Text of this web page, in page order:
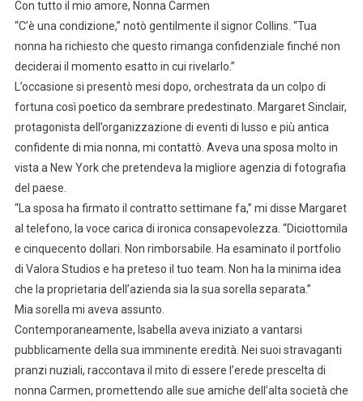
Con tutto il mio amore, Nonna Carmen
“C’è una condizione,” notò gentilmente il signor Collins. “Tua
nonna ha richiesto che questo rimanga confidenziale finché non
deciderai il momento esatto in cui rivelarlo.”
L’occasione si presentò mesi dopo, orchestrata da un colpo di
fortuna così poetico da sembrare predestinato. Margaret Sinclair,
protagonista dell’organizzazione di eventi di lusso e più antica
confidente di mia nonna, mi contattò. Aveva una sposa molto in
vista a New York che pretendeva la migliore agenzia di fotografia
del paese.
“La sposa ha firmato il contratto settimane fa,” mi disse Margaret
al telefono, la voce carica di ironica consapevolezza. “Diciottomila
e cinquecento dollari. Non rimborsabile. Ha esaminato il portfolio
di Valora Studios e ha preteso il tuo team. Non ha la minima idea
che la proprietaria dell’azienda sia la sua sorella separata.”
Mia sorella mi aveva assunto.
Contemporaneamente, Isabella aveva iniziato a vantarsi
pubblicamente della sua imminente eredità. Nei suoi stravaganti
pranzi nuziali, raccontava il mito di essere l’erede prescelta di
nonna Carmen, promettendo alle sue amiche dell’alta società che